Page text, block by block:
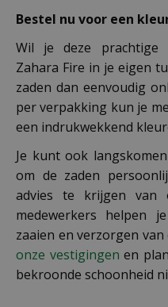
Bestel nu voor een
Wil je deze prachtige
Zahara Fire in je eigen
zaden dan eenvoudig
per verpakking kun je
een indrukwekkend
Je kunt ook
om de zaden
advies te krijgen van
medewerkers helpen
zaaien en verzorgen
onze vestigingen en
bekroonde schoonheid